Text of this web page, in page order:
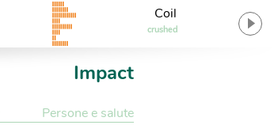
Coil
crushed
Impact
Persone e salute